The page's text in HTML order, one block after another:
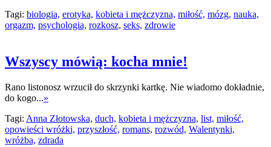
Tagi: biologia, erotyka, kobieta i mężczyzna, miłość, mózg, nauka,
orgazm, psychologia, rozkosz, seks, zdrowie
Wszyscy mówią: kocha mnie!
Rano listonosz wrzucił do skrzynki kartkę. Nie wiadomo dokładnie,
do kogo...»
Tagi: Anna Złotowska, duch, kobieta i mężczyzna, list, miłość,
opowieści wróżki, przyszłość, romans, rozwód, Walentynki,
wróżba, zdrada